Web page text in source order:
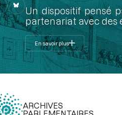
Un dispositif pensé
partenariat avec des
En savoir plus
ARCHIVES